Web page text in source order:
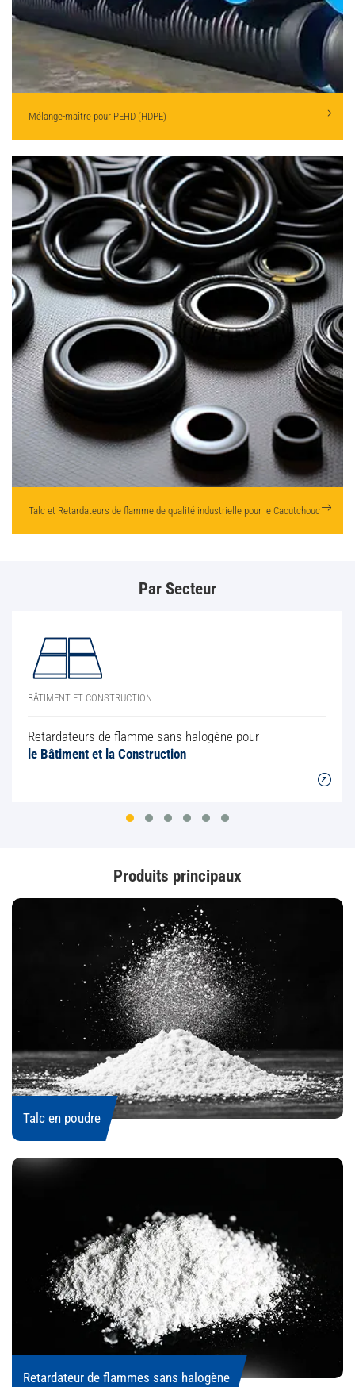
Mélange-maître pour PEHD (HDPE)
Talc et Retardateurs de flamme de qualité industrielle pour le Caoutchouc
Par Secteur
BÂTIMENT ET CONSTRUCTION
Retardateurs de flamme sans halogène pour
le Bâtiment et la Construction
Produits principaux
Talc en poudre
Retardateur de flammes sans halogène